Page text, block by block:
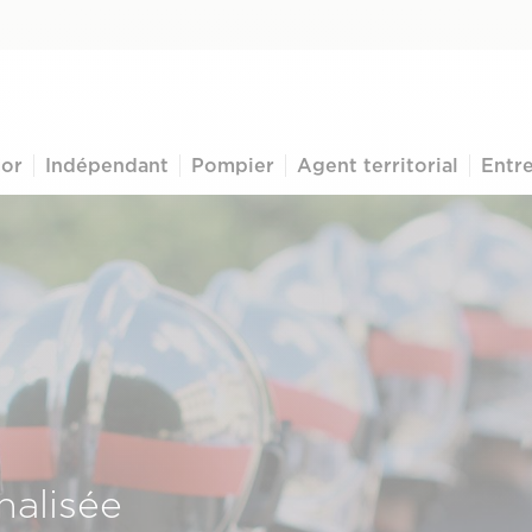
Indépendant Pompier Agent territorial